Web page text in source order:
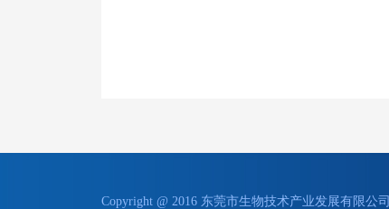
Copyright @ 2016 东莞市生物技术产业发展有限